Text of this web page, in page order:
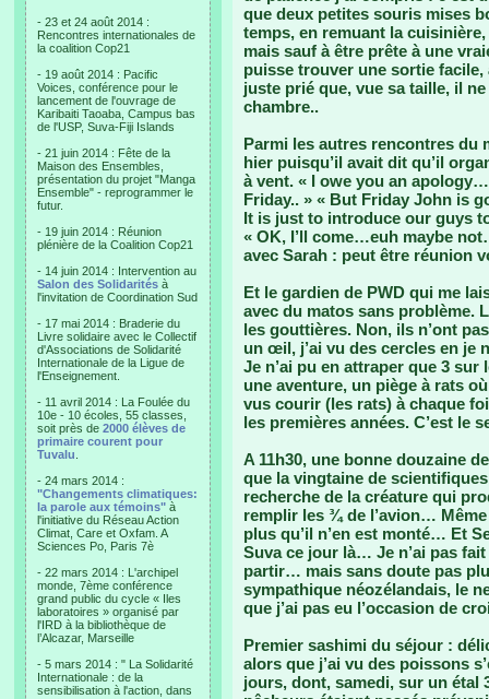
- 23 et 24 août 2014 :
Rencontres internationales de
la coalition Cop21
- 19 août 2014 : Pacific
Voices, conférence pour le
lancement de l'ouvrage de
Karibaiti Taoaba, Campus bas
de l'USP, Suva-Fiji Islands
- 21 juin 2014 : Fête de la
Maison des Ensembles,
présentation du projet "Manga
Ensemble" - reprogrammer le
futur.
- 19 juin 2014 : Réunion
plénière de la Coalition Cop21
- 14 juin 2014 : Intervention au
Salon des Solidarités à
l'invitation de Coordination Sud
- 17 mai 2014 : Braderie du
Livre solidaire avec le Collectif
d'Associations de Solidarité
Internationale de la Ligue de
l'Enseignement.
- 11 avril 2014 : La Foulée du
10e - 10 écoles, 55 classes,
soit près de 2000 élèves de
primaire courent pour
Tuvalu
- 24 mars 2014 :
"Changements climatiques:
la parole aux témoins" à
l'initiative du Réseau Action
Climat, Care et Oxfam. A
Sciences Po, Paris 7è
- 22 mars 2014 : L'archipel
monde, 7ème conférence
grand public du cycle « Iles
laboratoires » organisé par
l'IRD à la bibliothèque de
l’Alcazar, Marseille
- 5 mars 2014 : " La Solidarité
Internationale : de la
sensibilisation à l'action, dans
que deux petites souris mises
temps, en remuant la
mais sauf à être prête à une
puisse trouver une sortie facile,
juste prié que, vue sa taille, il
chambre..
Parmi les autres rencontres du
hier puisqu’il avait dit qu’il
à vent. « I owe you an
Friday.. » « But Friday John is
It is just to introduce our guys
« OK, I’ll come…euh maybe
avec Sarah : peut être réunion
Et le gardien de PWD qui me
avec du matos sans problème.
les gouttières. Non, ils n’ont
un œil, j’ai vu des cercles en
Je n’ai pu en attraper que 3 sur
une aventure, un piège à rats
vus courir (les rats) à chaque
les premières années. C’est le
A 11h30, une bonne douzaine
que la vingtaine de
recherche de la créature qui
remplir les ¾ de l’avion…
plus qu’il n’en est monté… Et
Suva ce jour là… Je n’ai pas
partir… mais sans doute pas
sympathique néozélandais, le
que j’ai pas eu l’occasion de
Premier sashimi du séjour :
alors que j’ai vu des poissons
jours, dont, samedi, sur un étal